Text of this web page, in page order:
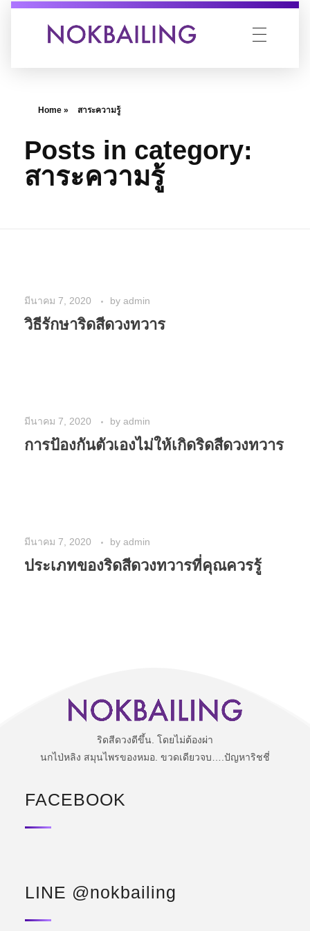
Home » สาระความรู้
Posts in category:
สาระความรู้
มีนาคม 7, 2020 by admin
วิธีรักษาริดสีดวงทวาร
มีนาคม 7, 2020 by admin
การป้องกันตัวเองไม่ให้เกิดริดสีดวงทวาร
มีนาคม 7, 2020 by admin
ประเภทของริดสีดวงทวารที่คุณควรรู้
ริดสีดวงดีขึ้น. โดยไม่ต้องผ่า
นกไป่หลิง สมุนไพรของหมอ. ขวดเดียวจบ….ปัญหาริชชี่
FACEBOOK
LINE @nokbailing